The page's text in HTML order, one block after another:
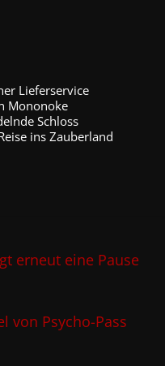
Lieferservice
Mononoke
Schloss
ins Zauberland
erneut eine Pause
von Psycho-Pass